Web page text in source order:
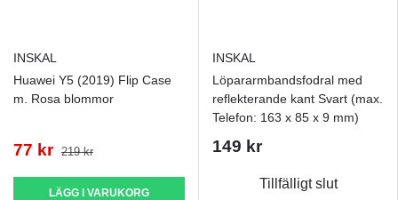
INSKAL
Huawei Y5 (2019) Flip Case
m. Rosa blommor
77 kr 219 kr
LÄGG I VARUKORG
INSKAL
Löpararmbandsfodral med
reflekterande kant Svart (max.
Telefon: 163 x 85 x 9 mm)
149 kr
Tillfälligt slut